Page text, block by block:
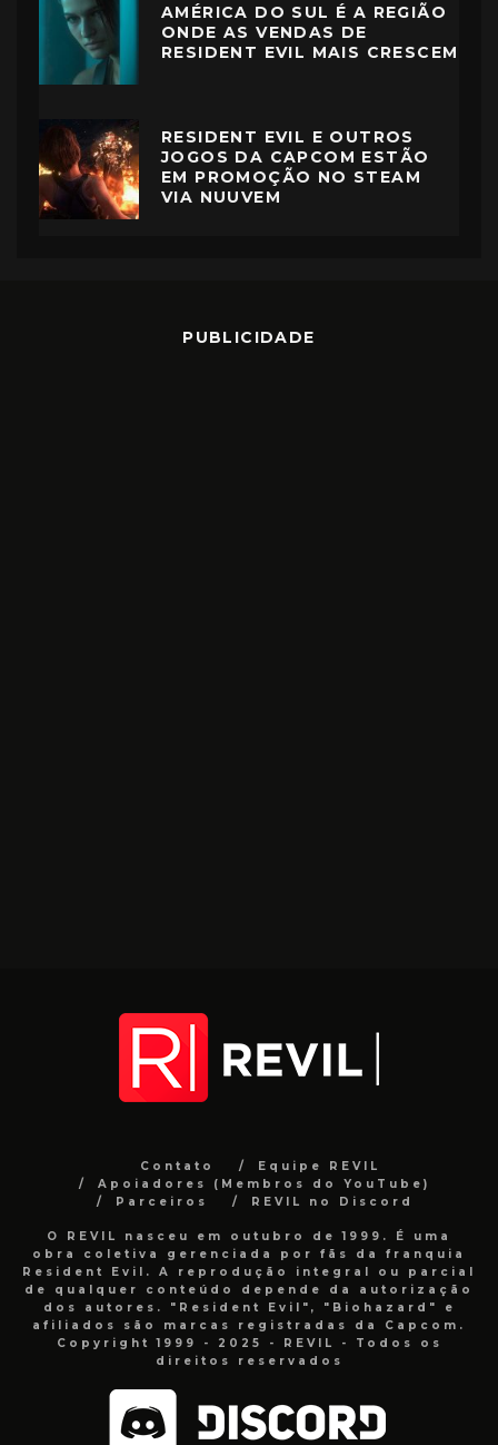
AMÉRICA DO SUL É A REGIÃO
ONDE AS VENDAS DE
RESIDENT EVIL MAIS CRESCEM
RESIDENT EVIL E OUTROS
JOGOS DA CAPCOM ESTÃO
EM PROMOÇÃO NO STEAM
VIA NUUVEM
PUBLICIDADE
Contato
Equipe REVIL
Apoiadores (Membros do YouTube)
Parceiros
REVIL no Discord
O REVIL nasceu em outubro de 1999. É uma
obra coletiva gerenciada por fãs da franquia
Resident Evil. A reprodução integral ou parcial
de qualquer conteúdo depende da autorização
dos autores. "Resident Evil", "Biohazard" e
afiliados são marcas registradas da Capcom.
Copyright 1999 - 2025 - REVIL - Todos os
direitos reservados